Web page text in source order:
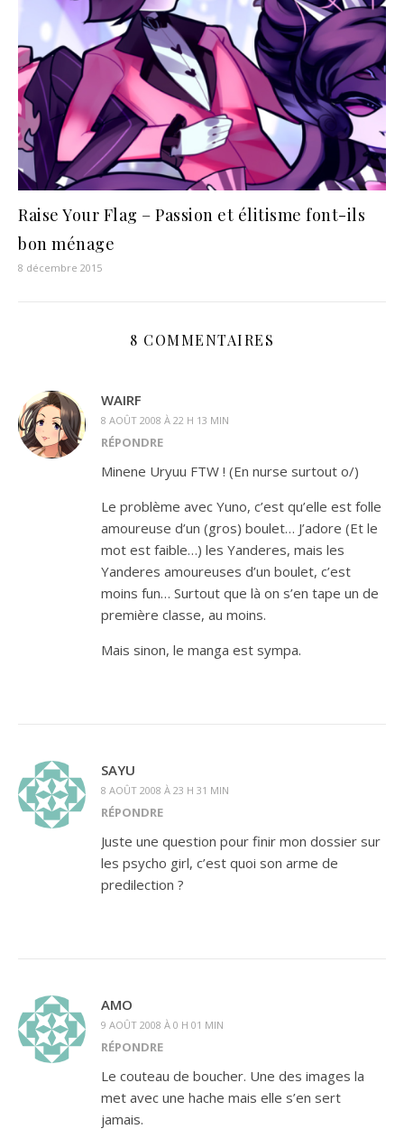
Raise Your Flag – Passion et élitisme font-ils
bon ménage
8 décembre 2015
8 COMMENTAIRES
WAIRF
8 AOÛT 2008 À 22 H 13 MIN
RÉPONDRE
Minene Uryuu FTW ! (En nurse surtout o/)
Le problème avec Yuno, c’est qu’elle est folle
amoureuse d’un (gros) boulet… J’adore (Et le
mot est faible…) les Yanderes, mais les
Yanderes amoureuses d’un boulet, c’est
moins fun… Surtout que là on s’en tape un de
première classe, au moins.
Mais sinon, le manga est sympa.
SAYU
8 AOÛT 2008 À 23 H 31 MIN
RÉPONDRE
Juste une question pour finir mon dossier sur
les psycho girl, c’est quoi son arme de
predilection ?
AMO
9 AOÛT 2008 À 0 H 01 MIN
RÉPONDRE
Le couteau de boucher. Une des images la
met avec une hache mais elle s’en sert
jamais.